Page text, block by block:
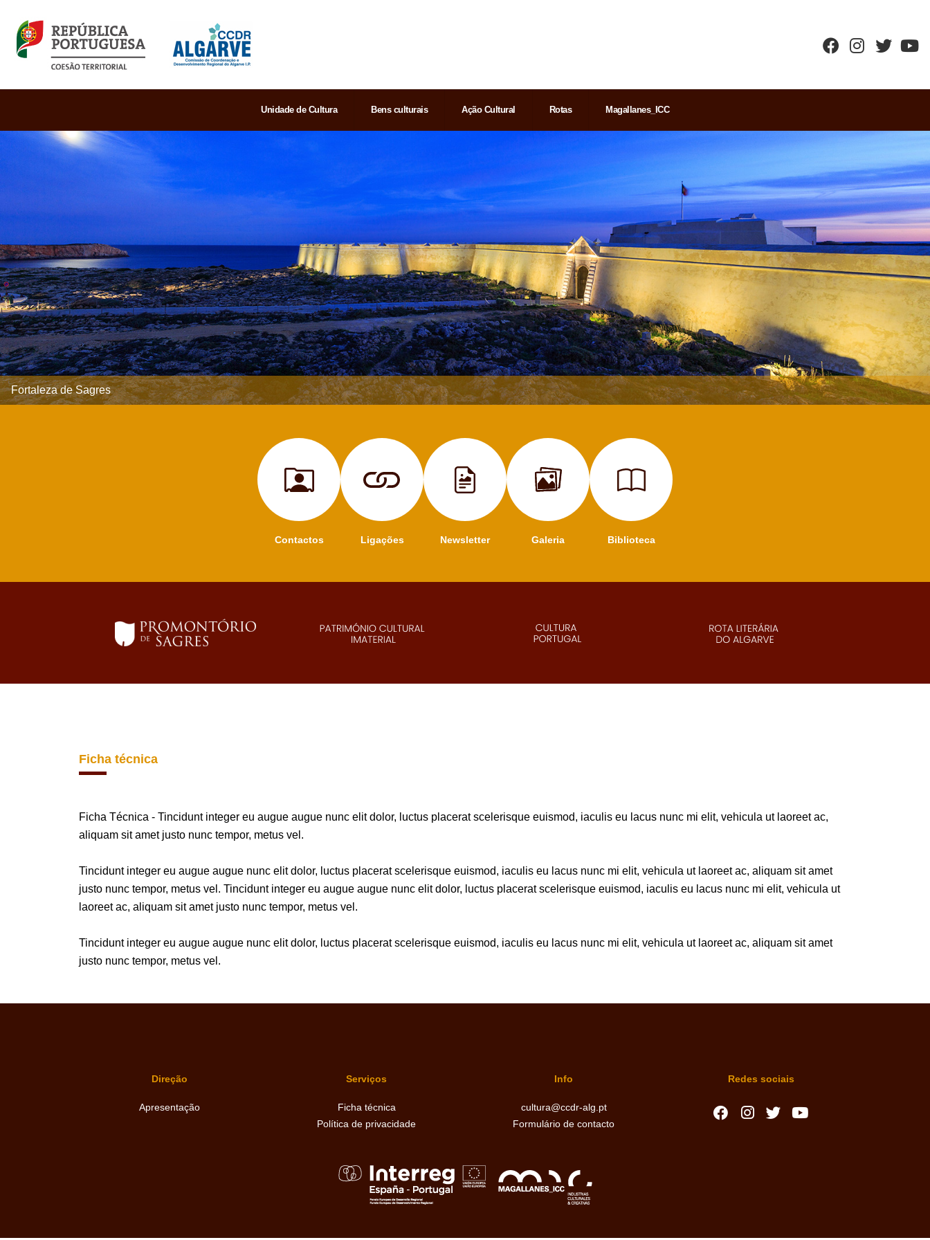
Unidade de Cultura Bens culturais Ação Cultural Rotas Magallanes_ICC
Fortaleza de Sagres
Contactos Ligações Newsletter Galeria Biblioteca
Ficha técnica
Ficha Técnica - Tincidunt integer eu augue augue nunc elit dolor, luctus placerat scelerisque euismod, iaculis eu lacus nunc mi elit, vehicula ut laoreet ac,
aliquam sit amet justo nunc tempor, metus vel.
Tincidunt integer eu augue augue nunc elit dolor, luctus placerat scelerisque euismod, iaculis eu lacus nunc mi elit, vehicula ut laoreet ac, aliquam sit amet
justo nunc tempor, metus vel. Tincidunt integer eu augue augue nunc elit dolor, luctus placerat scelerisque euismod, iaculis eu lacus nunc mi elit, vehicula ut
laoreet ac, aliquam sit amet justo nunc tempor, metus vel.
Tincidunt integer eu augue augue nunc elit dolor, luctus placerat scelerisque euismod, iaculis eu lacus nunc mi elit, vehicula ut laoreet ac, aliquam sit amet
justo nunc tempor, metus vel.
Direção
Apresentação
Serviços
Ficha técnica
Política de privacidade
Info
cultura@ccdr-alg.pt
Formulário de contacto
Redes sociais